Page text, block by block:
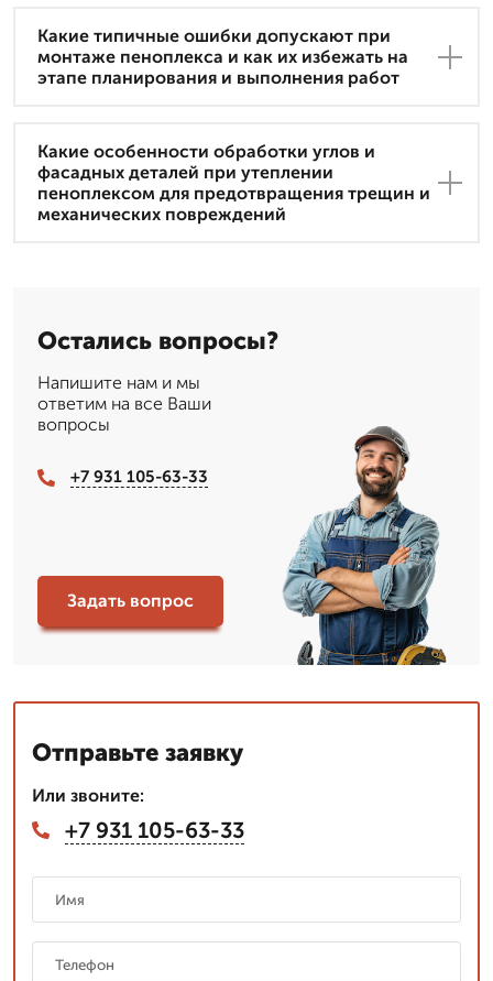
Какие типичные ошибки допускают при
монтаже пеноплекса и как их избежать на
этапе планирования и выполнения работ
Какие особенности обработки углов и
фасадных деталей при утеплении
пеноплексом для предотвращения трещин и
механических повреждений
Остались вопросы?
Напишите нам и мы
ответим на все Ваши
вопросы
+7 931 105-63-33
Задать вопрос
Отправьте заявку
Или звоните:
+7 931 105-63-33